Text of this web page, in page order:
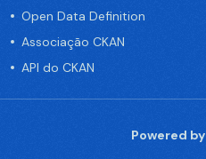
Open Data Definition
Associação CKAN
API do CKAN
Powered by